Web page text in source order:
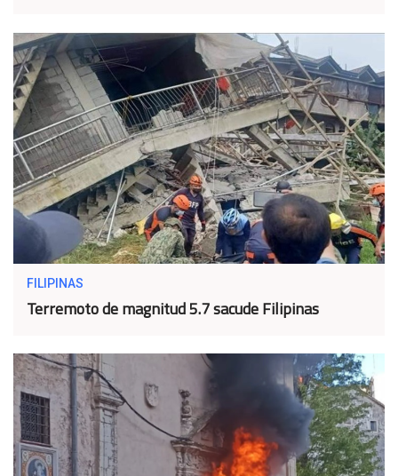
FILIPINAS
Terremoto de magnitud 5.7 sacude Filipinas